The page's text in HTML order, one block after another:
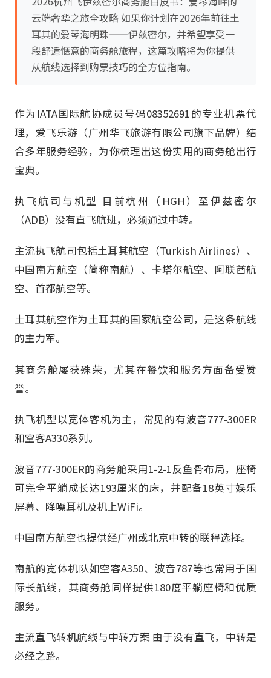
云端奢华之旅全攻略 如果你计划在2026年前往土
耳其的爱琴海明珠——伊兹密尔，并希望享受一
段舒适惬意的商务舱旅程，这篇攻略将为你提供
从航线选择到购票技巧的全方位指南。
作为IATA国际航协成员号码08352691的专业机票代
理，爱飞乐游（广州华飞旅游有限公司旗下品牌）结
合多年服务经验，为你梳理出这份实用的商务舱出行
宝典。
执飞航司与机型 目前杭州（HGH）至伊兹密尔
（ADB）没有直飞航班，必须通过中转。
主流执飞航司包括土耳其航空（Turkish Airlines）、
中国南方航空（简称南航）、卡塔尔航空、阿联酋航
空、首都航空等。
土耳其航空作为土耳其的国家航空公司，是这条航线
的主力军。
其商务舱屡获殊荣，尤其在餐饮和服务方面备受赞
誉。
执飞机型以宽体客机为主，常见的有波音777-300ER
和空客A330系列。
波音777-300ER的商务舱采用1-2-1反鱼骨布局，座椅
可完全平躺成长达193厘米的床，并配备18英寸娱乐
屏幕、降噪耳机及机上WiFi。
中国南方航空也提供经广州或北京中转的联程选择。
南航的宽体机队如空客A350、波音787等也常用于国
际长航线，其商务舱同样提供180度平躺座椅和优质
服务。
主流直飞转机航线与中转方案 由于没有直飞，中转是
必经之路。